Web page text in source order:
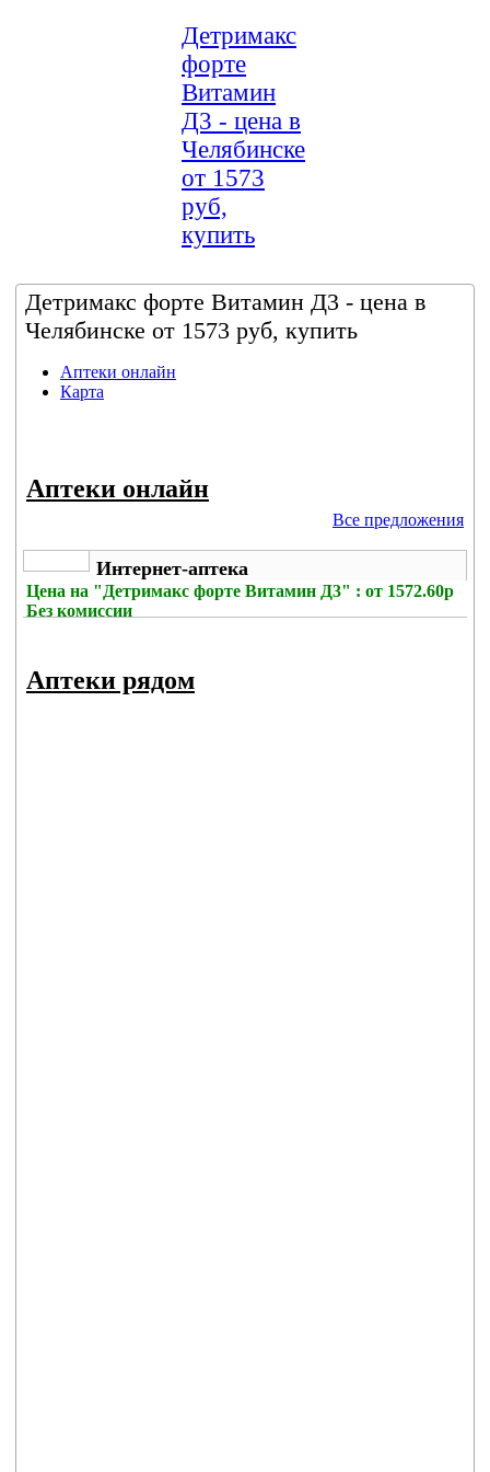
Детримакс
форте
Витамин
Д3 - цена в
Челябинске
от 1573
руб,
купить
Детримакс форте Витамин Д3 - цена в
Челябинске от 1573 руб, купить
Аптеки онлайн
Карта
Аптеки онлайн
Все предложения
Интернет-аптека
Цена на "Детримакс форте Витамин Д3" : от 1572.60р
Без комиссии
Аптеки рядом